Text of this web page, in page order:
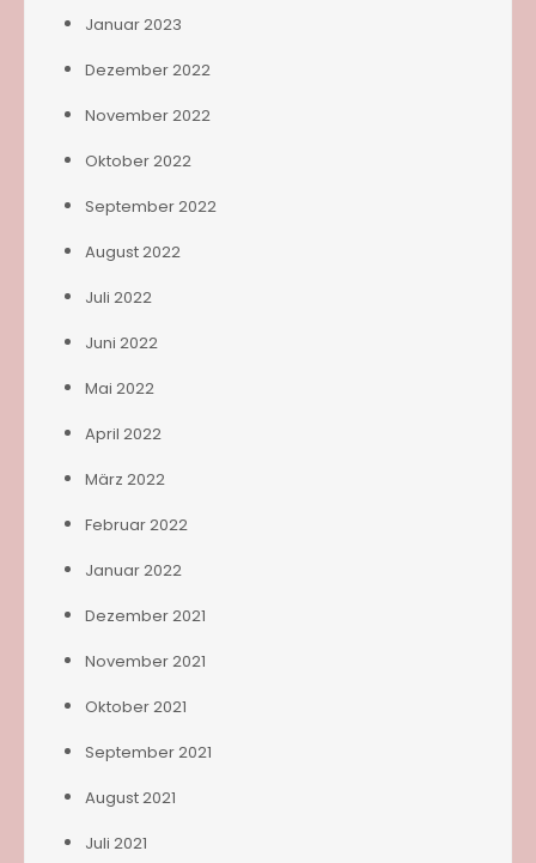
Januar 2023
Dezember 2022
November 2022
Oktober 2022
September 2022
August 2022
Juli 2022
Juni 2022
Mai 2022
April 2022
März 2022
Februar 2022
Januar 2022
Dezember 2021
November 2021
Oktober 2021
September 2021
August 2021
Juli 2021